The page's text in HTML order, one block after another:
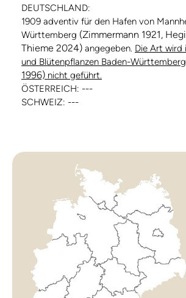
DEUTSCHLAND:
1909 adventiv für den Hafen von
Württemberg (Zimmermann 1921,
Thieme 2024) angegeben. Die Art wird
und Blütenpflanzen Baden-
1996) nicht geführt.
ÖSTERREICH: ---
SCHWEIZ: ---